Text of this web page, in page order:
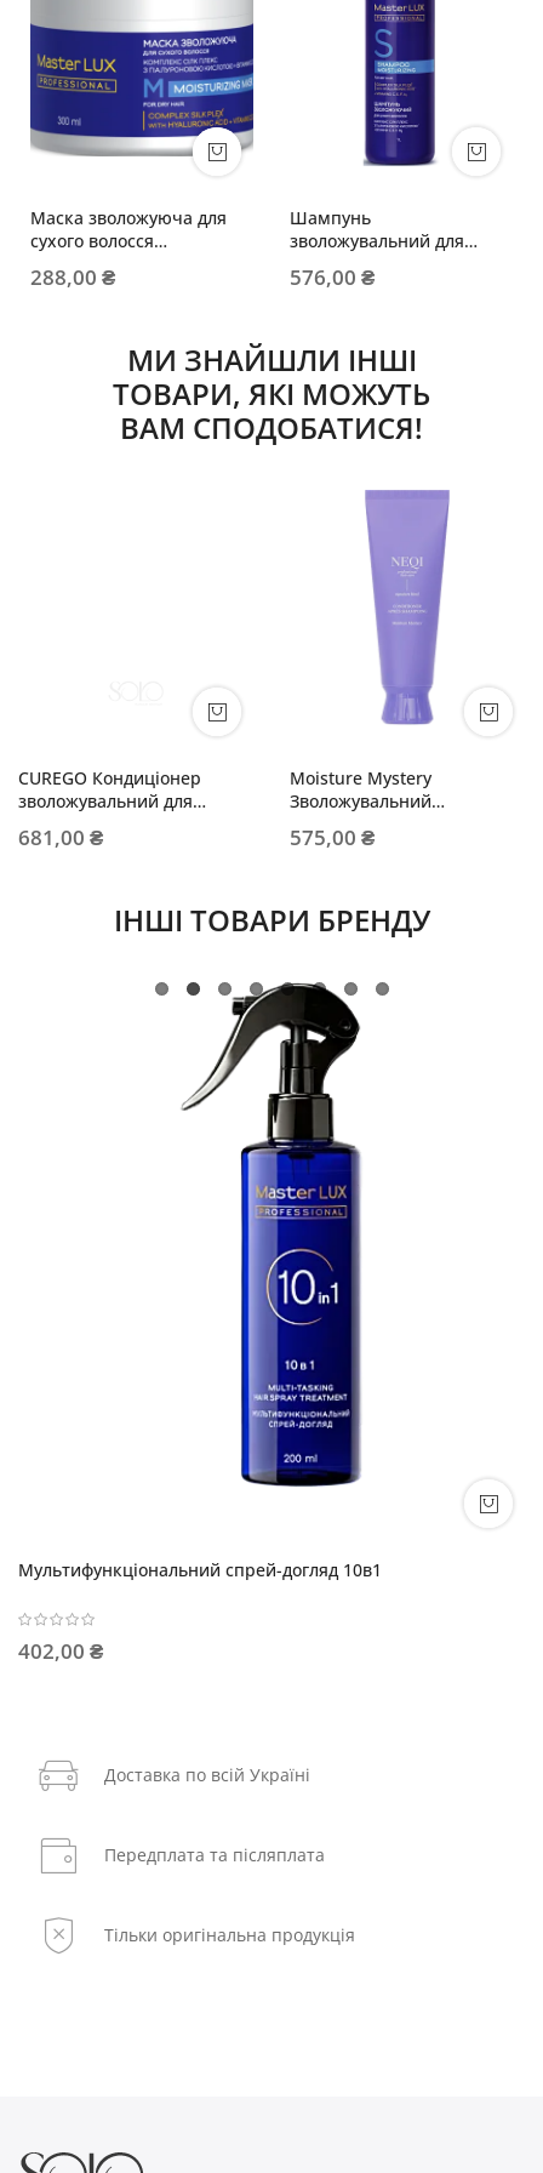
Маска зволожуюча для
сухого волосся
288,00 ₴
Шампунь
зволожувальний для
576,00 ₴
МИ ЗНАЙШЛИ ІНШІ
ТОВАРИ, ЯКІ МОЖУТЬ
ВАМ СПОДОБАТИСЯ!
CUREGO Кондиціонер
зволожувальний для
681,00 ₴
Moisture Mystery
Зволожувальний
575,00 ₴
ІНШІ ТОВАРИ БРЕНДУ
Мультифункціональний спрей-догляд 10в1
402,00 ₴
Доставка по всій Україні
Передплата та післяплата
Тільки оригінальна продукція